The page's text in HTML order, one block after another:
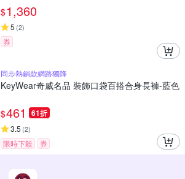
$1,360
5 (2)
券
同步熱銷款網路獨降
KeyWear奇威名品 裝飾口袋百搭合身長褲-藍色
$461 61折
3.5 (2)
限時下殺 券